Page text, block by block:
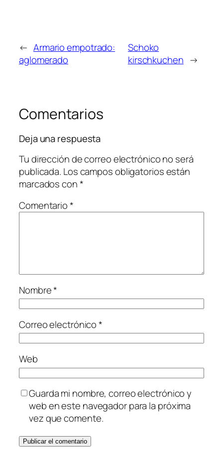
← Armario empotrado:
aglomerado
Schoko
kirschkuchen →
Comentarios
Deja una respuesta
Tu dirección de correo electrónico no será
publicada. Los campos obligatorios están
marcados con*
Comentario*
Nombre*
Correo electrónico*
Web
Guarda mi nombre, correo electrónico y
web en este navegador para la próxima
vez que comente.